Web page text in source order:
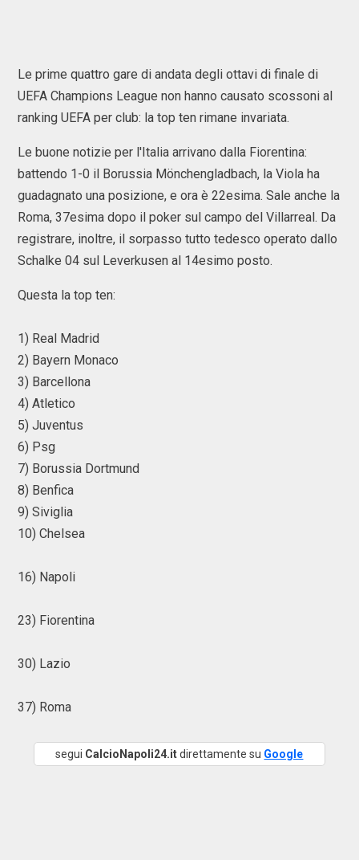
Le prime quattro gare di andata degli ottavi di finale di
UEFA Champions League non hanno causato scossoni al
ranking UEFA per club: la top ten rimane invariata.
Le buone notizie per l'Italia arrivano dalla Fiorentina:
battendo 1-0 il Borussia Mönchengladbach, la Viola ha
guadagnato una posizione, e ora è 22esima. Sale anche la
Roma, 37esima dopo il poker sul campo del Villarreal. Da
registrare, inoltre, il sorpasso tutto tedesco operato dallo
Schalke 04 sul Leverkusen al 14esimo posto.
Questa la top ten:
1) Real Madrid
2) Bayern Monaco
3) Barcellona
4) Atletico
5) Juventus
6) Psg
7) Borussia Dortmund
8) Benfica
9) Siviglia
10) Chelsea
16) Napoli
23) Fiorentina
30) Lazio
37) Roma
segui CalcioNapoli24.itdirettamente su Google